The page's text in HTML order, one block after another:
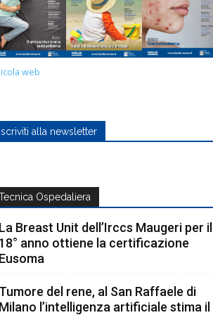
web
alla newsletter
Ospedaliera
Breast Unit dell’Irccs Maugeri per il
anno ottiene la certificazione
del rene, al San Raffaele di
l’intelligenza artificiale stima il